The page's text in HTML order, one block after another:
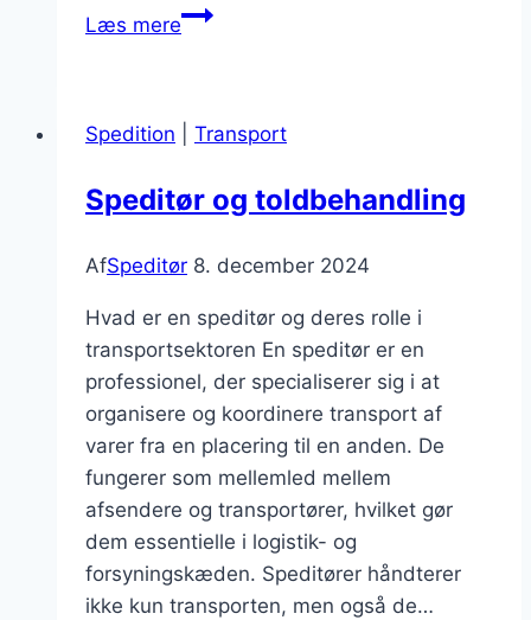
Læs mereSpeditør
i
handel
Spedition Transport
Speditør og toldbehandling
AfSpeditør 8. december 2024
Hvad er en speditør og deres rolle i
transportsektoren En speditør er en
professionel, der specialiserer sig i at
organisere og koordinere transport af
varer fra en placering til en anden. De
fungerer som mellemled mellem
afsendere og transportører, hvilket gør
dem essentielle i logistik- og
forsyningskæden. Speditører håndterer
ikke kun transporten, men også de…